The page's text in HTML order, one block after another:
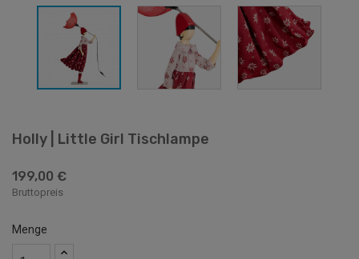
Holly | Little Girl Tischlampe
199,00 €
Bruttopreis
Menge